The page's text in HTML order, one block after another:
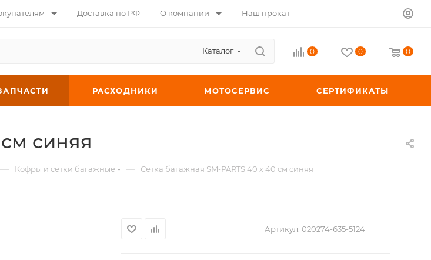
Доставка по РФ О компании Наш прокат
Каталог 0 0 0
РАСХОДНИКИ МОТОСЕРВИС СЕРТИФИКАТЫ
синяя
— Кофры и сетки багажные — Сетка багажная SM-PARTS 40 х 40 см синяя
Артикул: 020274-635-5124